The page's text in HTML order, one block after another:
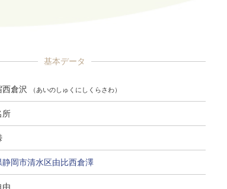
基本データ
西倉沢 （あいのしゅくにしくらさわ）
所
静岡市清水区由比西倉澤
由